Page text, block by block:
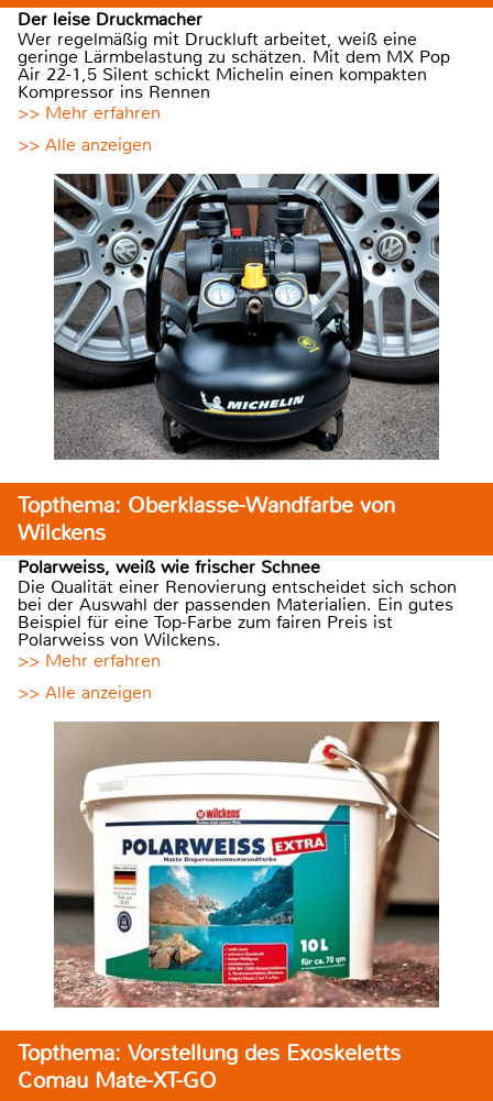
Der leise Druckmacher
Wer regelmäßig mit Druckluft arbeitet, weiß eine
geringe Lärmbelastung zu schätzen. Mit dem MX Pop
Air 22-1,5 Silent schickt Michelin einen kompakten
Kompressor ins Rennen
>> Mehr erfahren
>> Alle anzeigen
Topthema: Oberklasse-Wandfarbe von
Wilckens
Polarweiss, weiß wie frischer Schnee
Die Qualität einer Renovierung entscheidet sich schon
bei der Auswahl der passenden Materialien. Ein gutes
Beispiel für eine Top-Farbe zum fairen Preis ist
Polarweiss von Wilckens.
>> Mehr erfahren
>> Alle anzeigen
Topthema: Vorstellung des Exoskeletts
Comau Mate-XT-GO